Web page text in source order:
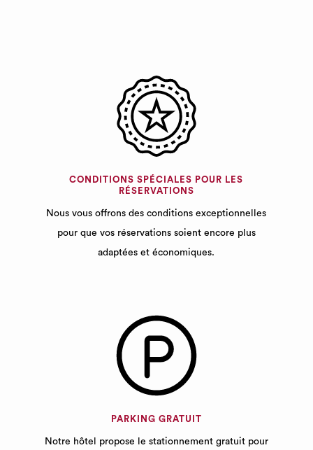
CONDITIONS SPÉCIALES POUR LES
RÉSERVATIONS
Nous vous offrons des conditions exceptionnelles
pour que vos réservations soient encore plus
adaptées et économiques.
PARKING GRATUIT
Notre hôtel propose le stationnement gratuit pour